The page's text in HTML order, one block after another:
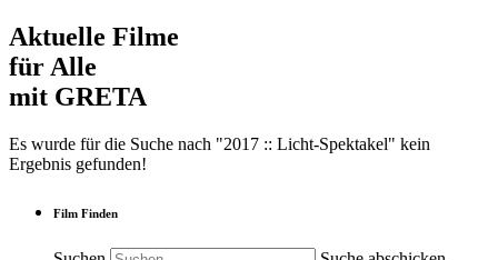
Aktuelle Filme
für Alle
mit GRETA
Es wurde für die Suche nach "2017 :: Licht-Spektakel" kein
Ergebnis gefunden!
Film Finden